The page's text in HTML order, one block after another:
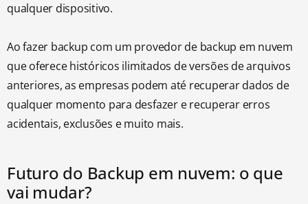
qualquer dispositivo.
Ao fazer backup com um provedor de backup em nuvem
que oferece históricos ilimitados de versões de arquivos
anteriores, as empresas podem até recuperar dados de
qualquer momento para desfazer e recuperar erros
acidentais, exclusões e muito mais.
Futuro do Backup em nuvem: o que
vai mudar?